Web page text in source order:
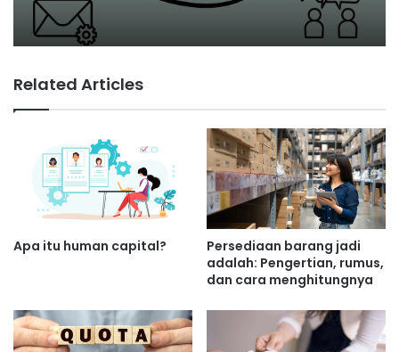
Related Articles
Apa itu human capital?
Persediaan barang jadi
adalah: Pengertian, rumus,
dan cara menghitungnya